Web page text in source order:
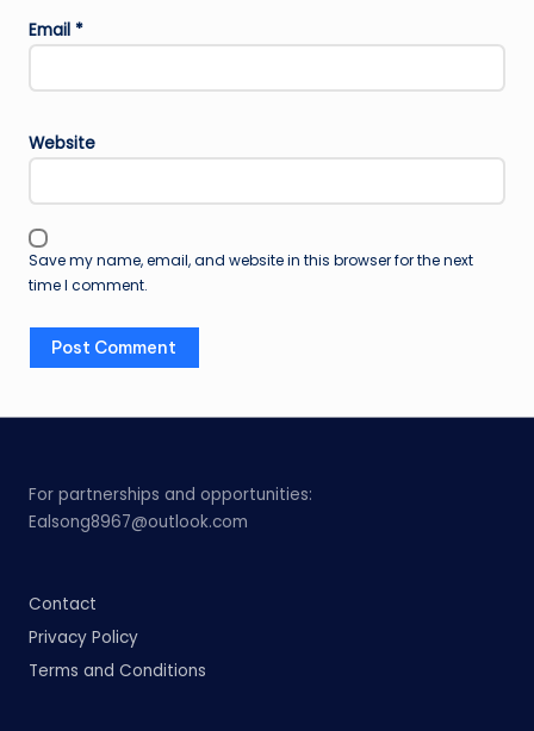
Email *
Website
Save my name, email, and website in this browser for the next
time I comment.
For partnerships and opportunities:
Ealsong8967@outlook.com
Contact
Privacy Policy
Terms and Conditions